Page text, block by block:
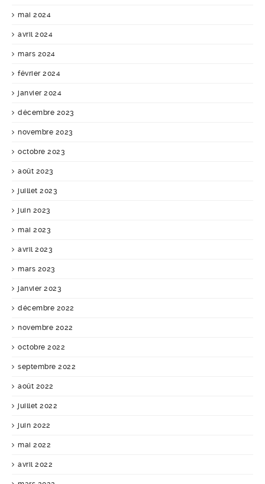
mai 2024
avril 2024
mars 2024
février 2024
janvier 2024
décembre 2023
novembre 2023
octobre 2023
août 2023
juillet 2023
juin 2023
mai 2023
avril 2023
mars 2023
janvier 2023
décembre 2022
novembre 2022
octobre 2022
septembre 2022
août 2022
juillet 2022
juin 2022
mai 2022
avril 2022